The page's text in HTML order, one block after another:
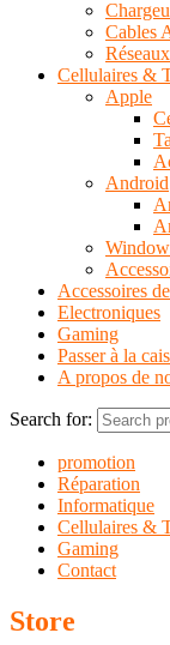
Cables
Cellulaires &
Apple
Android
Accessoires
Electroniques
Gaming
Passer à la
A propos de
Search for:
promotion
Réparation
Informatique
Cellulaires &
Gaming
Contact
Store